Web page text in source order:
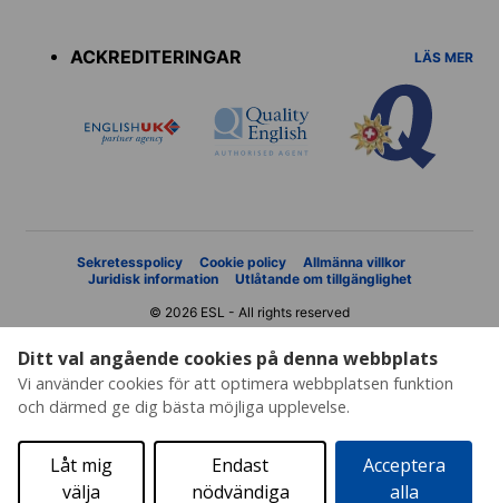
Ditt val angående cookies på denna webbplats
Vi använder cookies för att optimera webbplatsen funktion
och därmed ge dig bästa möjliga upplevelse.
Acceptera
alla
Endast
nödvändiga
Låt mig
välja
ACKREDITERINGAR
LÄS MER
Sekretesspolicy Cookie policy
Allmänna villkor
Juridisk information
Utlåtande om tillgänglighet
© 2026 ESL - All rights reserved